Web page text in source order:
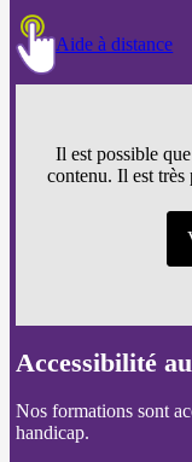
Aide à distance
Il est possible
contenu. Il est très
Accessibilité
Nos formations sont
handicap.